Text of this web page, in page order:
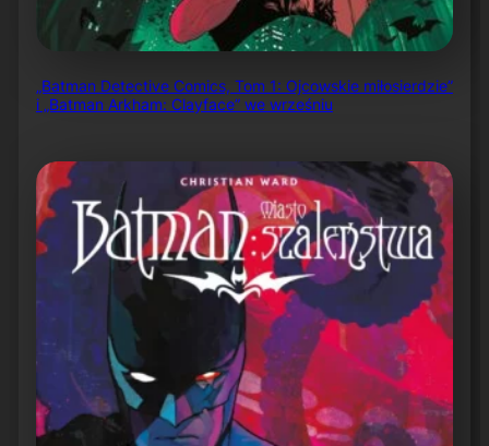
„Batman Detective Comics, Tom 1: Ojcowskie miłosierdzie”
i „Batman Arkham: Clayface” we wrześniu